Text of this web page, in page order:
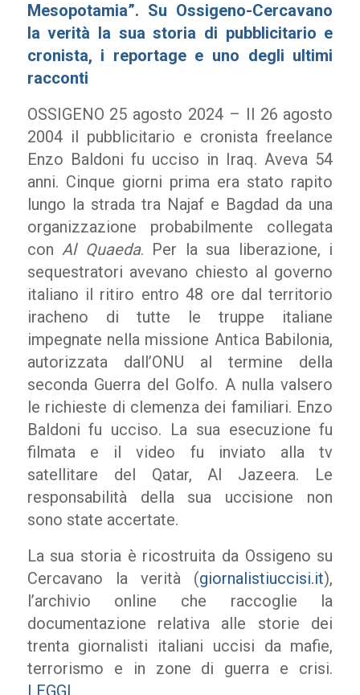
Mesopotamia”. Su Ossigeno-Cercavano
la verità la sua storia di pubblicitario e
cronista, i reportage e uno degli ultimi
racconti
OSSIGENO 25 agosto 2024 – Il 26 agosto
2004 il pubblicitario e cronista freelance
Enzo Baldoni fu ucciso in Iraq. Aveva 54
anni. Cinque giorni prima era stato rapito
lungo la strada tra Najaf e Bagdad da una
organizzazione probabilmente collegata
conAl Quaeda. Per la sua liberazione, i
sequestratori avevano chiesto al governo
italiano il ritiro entro 48 ore dal territorio
iracheno di tutte le truppe italiane
impegnate nella missione Antica Babilonia,
autorizzata dall’ONU al termine della
seconda Guerra del Golfo. A nulla valsero
le richieste di clemenza dei familiari. Enzo
Baldoni fu ucciso. La sua esecuzione fu
filmata e il video fu inviato alla tv
satellitare del Qatar, Al Jazeera. Le
responsabilità della sua uccisione non
sono state accertate.
La sua storia è ricostruita da Ossigeno su
Cercavano la verità (giornalistiuccisi.it),
l’archivio online che raccoglie la
documentazione relativa alle storie dei
trenta giornalisti italiani uccisi da mafie,
terrorismo e in zone di guerra e crisi.
LEGGI